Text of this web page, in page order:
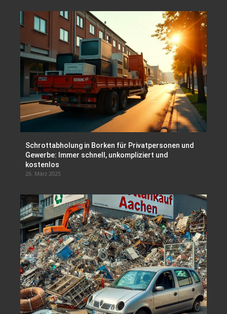
Schrottabholung in Borken für Privatpersonen und
Gewerbe: Immer schnell, unkompliziert und
kostenlos
26. März 2025